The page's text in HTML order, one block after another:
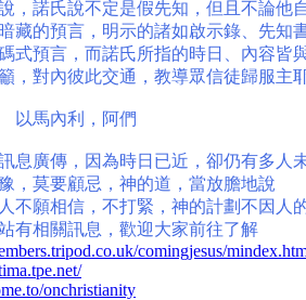
，諾氏說不定是假先知，但且不論他
藏的預言，明示的諸如啟示錄、先知
式預言，而諾氏所指的時日、內容皆
，對內彼此交通，教導眾信徒歸服主
內利，阿們
息廣傳，因為時日已近，卻仍有多人
，莫要顧忌，神的道，當放膽地說
不願相信，不打緊，神的計劃不因人
有相關訊息，歡迎大家前往了解
comingjesus/
onchristianity